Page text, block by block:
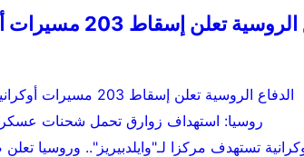
الدفاع الروسية
الدفاع الروسية تعلن إسقاط 203 مسيرات أوكرانية الليلة الماضية
روسيا: استهداف زوارق تحمل شحنات
تستهدف مركزا لـ"وايلدبيريز".. وروسيا